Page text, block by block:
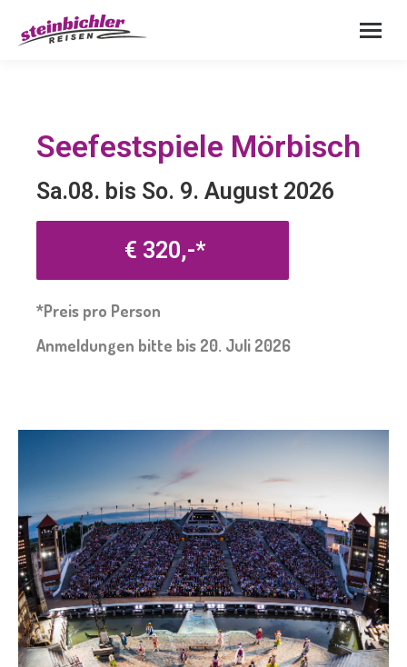
Seefestspiele Mörbisch
Sa.08. bis So. 9. August 2026
€ 320,-*
*Preis pro Person
Anmeldungen bitte bis 20. Juli 2026